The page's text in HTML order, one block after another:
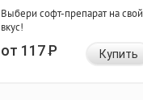
Выбери софт-препарат на свой
вкус!
от 117Р Купить